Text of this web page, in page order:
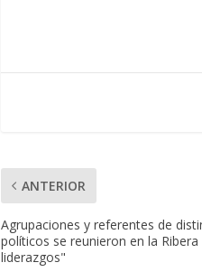
ANTERIOR
Agrupaciones y referentes de
políticos se reunieron en la
liderazgos"